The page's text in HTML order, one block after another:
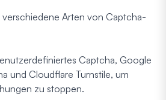
Arten von Captcha-
Captcha, Google
und Cloudflare Turnstile, um
zu stoppen.